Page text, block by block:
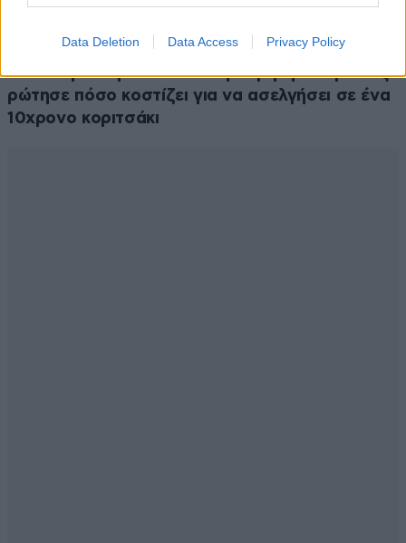
Data Deletion Data Access Privacy Policy
Αδιανόητο περιστατικό στην Κρήτη: Τουρίστας
ρώτησε πόσο κοστίζει για να ασελγήσει σε ένα
10χρονο κοριτσάκι